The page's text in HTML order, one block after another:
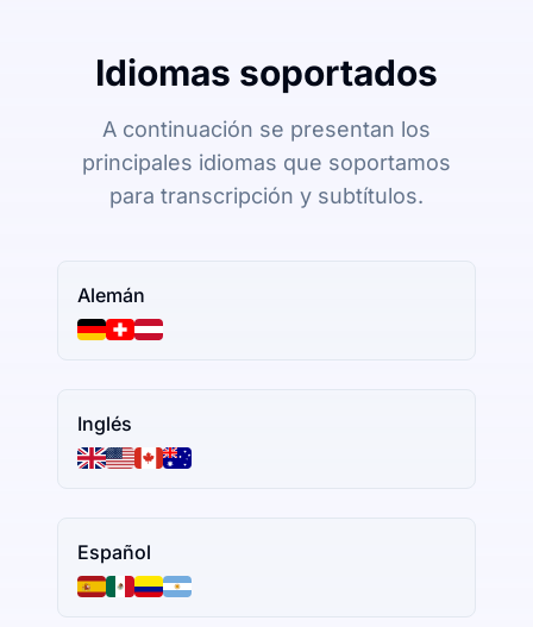
Idiomas soportados
A continuación se presentan los
principales idiomas que soportamos
para transcripción y subtítulos.
Alemán
Inglés
Español